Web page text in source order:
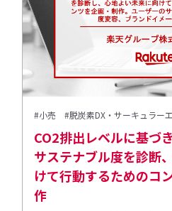
#小売 #脱炭素DX・サーキュラー
CO2排出レベルに基づ
サステナブル度を診断
けて行動するためのコ
作